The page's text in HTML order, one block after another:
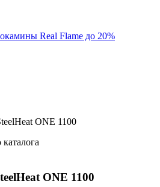
Real Flame до 20%
ONE 1100
ONE 1100